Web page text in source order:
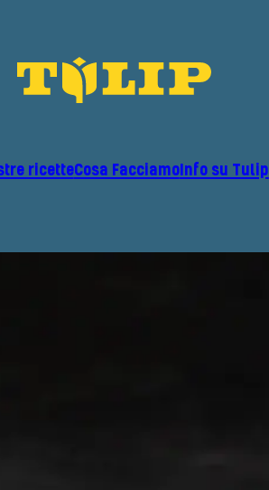
ricetteCosa FacciamoInfo su Tulip